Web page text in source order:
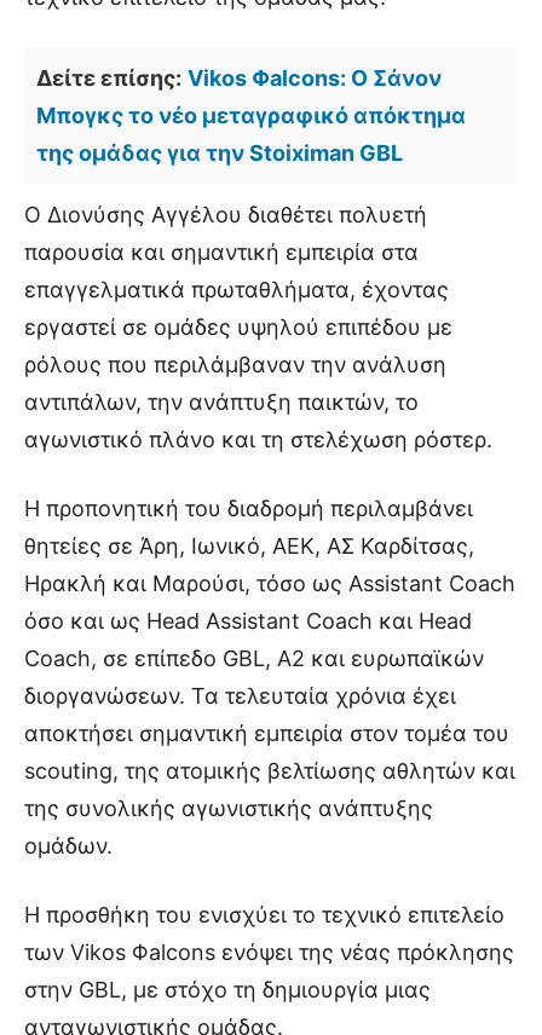
Δείτε επίσης: Vikos Φalcons: Ο Σάνον
Μπογκς το νέο μεταγραφικό απόκτημα
της ομάδας για την Stoiximan GBL
Ο Διονύσης Αγγέλου διαθέτει πολυετή
παρουσία και σημαντική εμπειρία στα
επαγγελματικά πρωταθλήματα, έχοντας
εργαστεί σε ομάδες υψηλού επιπέδου με
ρόλους που περιλάμβαναν την ανάλυση
αντιπάλων, την ανάπτυξη παικτών, το
αγωνιστικό πλάνο και τη στελέχωση ρόστερ.
Η προπονητική του διαδρομή περιλαμβάνει
θητείες σε Άρη, Ιωνικό, ΑΕΚ, ΑΣ Καρδίτσας,
Ηρακλή και Μαρούσι, τόσο ως Assistant Coach
όσο και ως Head Assistant Coach και Head
Coach, σε επίπεδο GBL, Α2 και ευρωπαϊκών
διοργανώσεων. Τα τελευταία χρόνια έχει
αποκτήσει σημαντική εμπειρία στον τομέα του
scouting, της ατομικής βελτίωσης αθλητών και
της συνολικής αγωνιστικής ανάπτυξης
ομάδων.
Η προσθήκη του ενισχύει το τεχνικό επιτελείο
των Vikos Φalcons ενόψει της νέας πρόκλησης
στην GBL, με στόχο τη δημιουργία μιας
ανταγωνιστικής ομάδας.